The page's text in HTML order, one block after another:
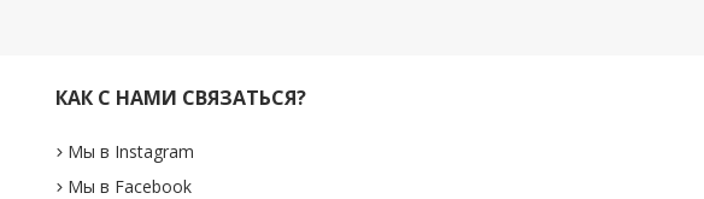
КАК С НАМИ СВЯЗАТЬСЯ?
Мы в Instagram
Мы в Facebook